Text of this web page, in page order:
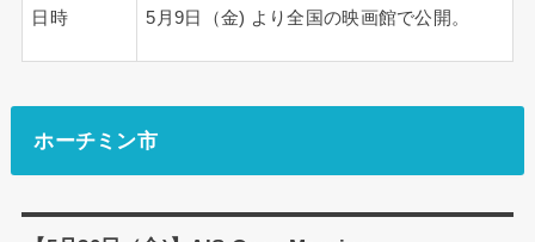
日時 5月9日（金) より全国の映画館で公開。
ホーチミン市